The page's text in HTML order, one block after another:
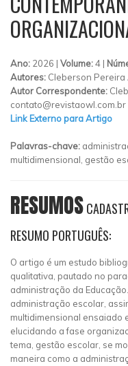
Ano: 2026 | Volume:4 |
Autores: Cleberson
Autor Correspondente:
contato@revistaowl.com.br
Link Externo para Artigo
Palavras-chave:
multidimensional, gestão
RESUMOS
RESUMO PORTUGUÊS:
O artigo é um estudo
qualitativa, pautado no
administração da
administração escolar,
multidimensional ensaiado
elucidando a fase
tema, gestão escolar, se
maneira como a